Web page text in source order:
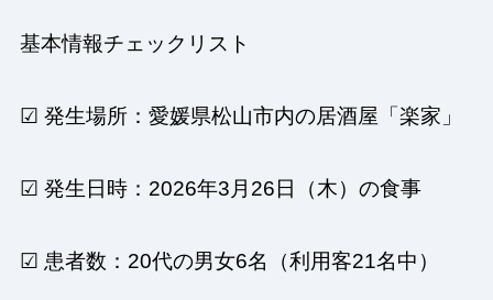
基本情報チェックリスト
☑ 発生場所：愛媛県松山市内の居酒屋「楽家」
☑ 発生日時：2026年3月26日（木）の食事
☑ 患者数：20代の男女6名（利用客21名中）